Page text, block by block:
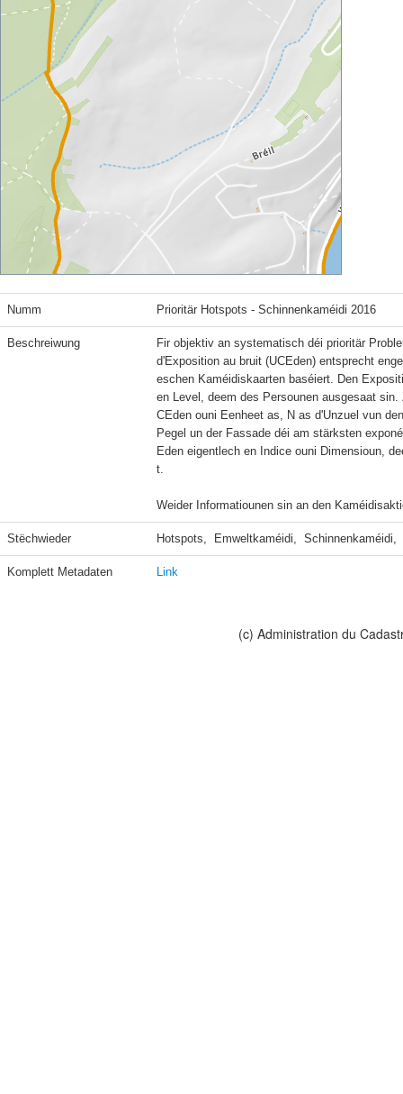
Numm Prioritär Hotspots - Schinnenkaméidi 2016
Beschreiwung
Fir objektiv an systematisch déi prioritär
d'Exposition au bruit (UCEden) entsprecht
eschen Kaméidiskaarten baséiert. Den
en Level, deem des Persounen ausgesaat
CEden ouni Eenheet as, N as d'Unzuel vun
Pegel un der Fassade déi am stärksten
Eden eigentlech en Indice ouni Dimensioun,
t.
Weider Informatiounen sin an den
Stëchwieder Hotspots,  Emweltkaméidi,  Schinnenkaméidi,
Komplett Metadaten Link
(c) Administration du